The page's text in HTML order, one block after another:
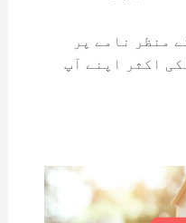
منظر نامے پر
اکثر اپنے آپ